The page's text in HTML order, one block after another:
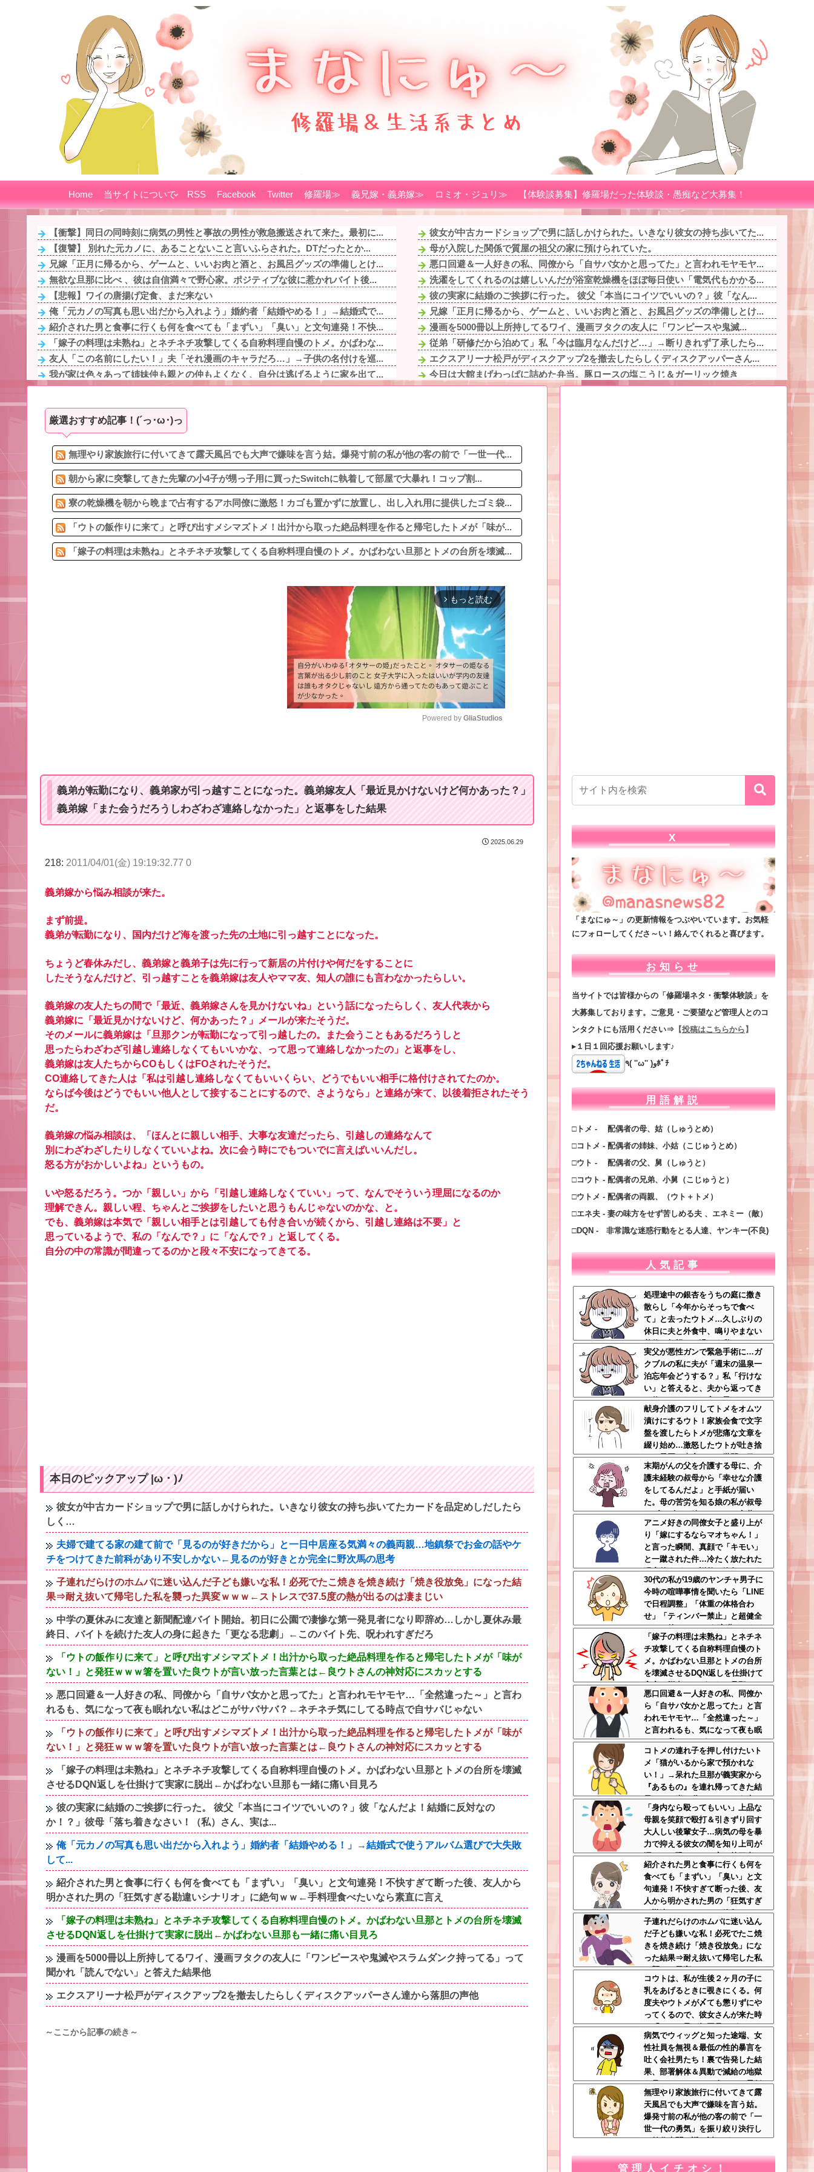
Home 当サイトについて RSS Facebook Twitter 修羅場≫ 義兄嫁・義弟嫁≫ ロミオ・ジュリ≫ 【体験談募集】修羅場だった体験談・愚痴など大募集！
【衝撃】同日の同時刻に病気の男性と事故の男性が救急搬送されて来た。最初に...
【復讐】 別れた元カノに、あることないこと言いふらされた。DTだったとか...
兄嫁「正月に帰るから、ゲームと、いいお肉と酒と、お風呂グッズの準備しとけ...
無欲な旦那に比べ 、彼は自信満々で野心家。ポジティブな彼に惹かれバイト後...
【悲報】ワイの唐揚げ定食、まだ来ない
俺「元カノの写真も思い出だから入れよう」婚約者「結婚やめる！」→結婚式で...
紹介された男と食事に行くも何を食べても「まずい」「臭い」と文句連発！不快...
「嫁子の料理は未熟ね」とネチネチ攻撃してくる自称料理自慢のトメ。かばわな...
友人「この名前にしたい！」夫「それ漫画のキャラだろ…」→子供の名付けを巡...
我が家は色々あって姉妹仲も親との仲もよくなく、自分は逃げるように家を出て...
紹介された男と食事に行くも何を食べても「まずい」「臭い」と文句連発！不快...
【意見求む】保育士の妹が仕事を辞めたんだけど、事務所に入ろうとしたら「入...
職場にいる「仕事ゼロ・ゴマすり100」の40代主婦Aさん、業務は「無理で...
何なのよこの辱めは
彼女が中古カードショップで男に話しかけられた。いきなり彼女の持ち歩いてた...
母が入院した関係で質屋の祖父の家に預けられていた。
悪口回避＆一人好きの私、同僚から「自サバ女かと思ってた」と言われモヤモヤ...
洗濯をしてくれるのは嬉しいんだが浴室乾燥機をほぼ毎日使い「電気代もかかる...
彼の実家に結婚のご挨拶に行った。 彼父「本当にコイツでいいの？」彼「なん...
兄嫁「正月に帰るから、ゲームと、いいお肉と酒と、お風呂グッズの準備しとけ...
漫画を5000冊以上所持してるワイ、漫画ヲタクの友人に「ワンピースや鬼滅...
従弟「研修だから泊めて」私「今は臨月なんだけど…」→断りきれず了承したら...
エクスアリーナ松戸がディスクアップ2を撤去したらしくディスクアッパーさん...
今日は大館まげわっぱに詰めた弁当。豚ロースの塩こうじ＆ガーリック焼き
なぜDLCは昔ほど「最初から入れとけ」と言われなくなったのか他
紹介された男と食事に行くも何を食べても「まずい」「臭い」と文句連発！不快...
厳選おすすめ記事！(´っ･ω･)っ
無理やり家族旅行に付いてきて露天風呂でも大声で嫌味を言う姑。爆発寸前の私が他の客の前で「一世一代...
朝から家に突撃してきた先輩の小4子が甥っ子用に買ったSwitchに執着して部屋で大暴れ！コップ割...
寮の乾燥機を朝から晩まで占有するアホ同僚に激怒！カゴも置かずに放置し、出し入れ用に提供したゴミ袋...
「ウトの飯作りに来て」と呼び出すメシマズトメ！出汁から取った絶品料理を作ると帰宅したトメが「味が...
「嫁子の料理は未熟ね」とネチネチ攻撃してくる自称料理自慢のトメ。かばわない旦那とトメの台所を壊滅...
arrow_forward_ios もっと読む
t
Powered by GliaStudios
義弟が転勤になり、義弟家が引っ越すことになった。義弟嫁友人「最近見かけないけど何かあった？」
義弟嫁「また会うだろうしわざわざ連絡しなかった」と返事をした結果
2025.06.29
218: 2011/04/01(金) 19:19:32.77 0
義弟嫁から悩み相談が来た。
まず前提。
義弟が転勤になり、国内だけど海を渡った先の土地に引っ越すことになった。
ちょうど春休みだし、義弟嫁と義弟子は先に行って新居の片付けや何だをすることに
したそうなんだけど、引っ越すことを義弟嫁は友人やママ友、知人の誰にも言わなかったらしい。
義弟嫁の友人たちの間で「最近、義弟嫁さんを見かけないね」という話になったらしく、友人代表から
義弟嫁に「最近見かけないけど、何かあった？」メールが来たそうだ。
そのメールに義弟嫁は「旦那クンが転勤になって引っ越したの。また会うこともあるだろうしと
思ったらわざわざ引越し連絡しなくてもいいかな、って思って連絡しなかったの」と返事をし、
義弟嫁は友人たちからCOもしくはFOされたそうだ。
CO連絡してきた人は「私は引越し連絡しなくてもいいくらい、どうでもいい相手に格付けされてたのか。
ならば今後はどうでもいい他人として接することにするので、さようなら」と連絡が来て、以後着拒されたそう
だ。
義弟嫁の悩み相談は、「ほんとに親しい相手、大事な友達だったら、引越しの連絡なんて
別にわざわざしたりしなくていいよね。次に会う時にでもついでに言えばいいんだし。
怒る方がおかしいよね」というもの。
いや怒るだろう。つか「親しい」から「引越し連絡しなくていい」って、なんでそういう理屈になるのか
理解できん。親しい程、ちゃんとご挨拶をしたいと思うもんじゃないのかな、と。
でも、義弟嫁は本気で「親しい相手とは引越しても付き合いが続くから、引越し連絡は不要」と
思っているようで、私の「なんで？」に「なんで？」と返してくる。
自分の中の常識が間違ってるのかと段々不安になってきてる。
本日のピックアップ |ω・)ﾉ
彼女が中古カードショップで男に話しかけられた。いきなり彼女の持ち歩いてたカードを品定めしだしたら
しく…
夫婦で建てる家の建て前で「見るのが好きだから」と一日中居座る気満々の義両親…地鎮祭でお金の話やケ
チをつけてきた前科があり不安しかない←見るのが好きとか完全に野次馬の思考
子連れだらけのホムパに迷い込んだ子ども嫌いな私！必死でたこ焼きを焼き続け「焼き役放免」になった結
果⇒耐え抜いて帰宅した私を襲った異変ｗｗｗ←ストレスで37.5度の熱が出るのは凄まじい
中学の夏休みに友達と新聞配達バイト開始。初日に公園で凄惨な第一発見者になり即辞め…しかし夏休み最
終日、バイトを続けた友人の身に起きた「更なる悲劇」←このバイト先、呪われすぎだろ
「ウトの飯作りに来て」と呼び出すメシマズトメ！出汁から取った絶品料理を作ると帰宅したトメが「味が
ない！」と発狂ｗｗｗ箸を置いた良ウトが言い放った言葉とは←良ウトさんの神対応にスカッとする
悪口回避＆一人好きの私、同僚から「自サバ女かと思ってた」と言われモヤモヤ…「全然違った～」と言わ
れるも、気になって夜も眠れない私はどこがサバサバ？←ネチネチ気にしてる時点で自サバじゃない
「ウトの飯作りに来て」と呼び出すメシマズトメ！出汁から取った絶品料理を作ると帰宅したトメが「味が
ない！」と発狂ｗｗｗ箸を置いた良ウトが言い放った言葉とは←良ウトさんの神対応にスカッとする
「嫁子の料理は未熟ね」とネチネチ攻撃してくる自称料理自慢のトメ。かばわない旦那とトメの台所を壊滅
させるDQN返しを仕掛けて実家に脱出←かばわない旦那も一緒に痛い目見ろ
彼の実家に結婚のご挨拶に行った。 彼父「本当にコイツでいいの？」彼「なんだよ！結婚に反対なの
か！？」彼母「落ち着きなさい！（私）さん、実は...
俺「元カノの写真も思い出だから入れよう」婚約者「結婚やめる！」→結婚式で使うアルバム選びで大失敗
して...
紹介された男と食事に行くも何を食べても「まずい」「臭い」と文句連発！不快すぎて断った後、友人から
明かされた男の「狂気すぎる勘違いシナリオ」に絶句ｗｗ←手料理食べたいなら素直に言え
「嫁子の料理は未熟ね」とネチネチ攻撃してくる自称料理自慢のトメ。かばわない旦那とトメの台所を壊滅
させるDQN返しを仕掛けて実家に脱出←かばわない旦那も一緒に痛い目見ろ
漫画を5000冊以上所持してるワイ、漫画ヲタクの友人に「ワンピースや鬼滅やスラムダンク持ってる」って
聞かれ「読んでない」と答えた結果他
エクスアリーナ松戸がディスクアップ2を撤去したらしくディスクアッパーさん達から落胆の声他
～ここから記事の続き～
X
「まなにゅ～」の更新情報をつぶやいています。お気軽
にフォローしてくださ～い！絡んでくれると喜びます。
お知らせ
当サイトでは皆様からの「修羅場ネタ・衝撃体験談」を
大募集しております。ご意見・ご要望など管理人とのコ
ンタクトにも活用ください⇒ 【投稿はこちらから 】
▸１日１回応援お願いします♪
٩( ''ω'' )وﾎﾟﾁ
用語解説
□トメ - 配偶者の母、姑（しゅうとめ）
□コトメ - 配偶者の姉妹、小姑（こじゅうとめ）
□ウト - 配偶者の父、舅（しゅうと）
□コウト - 配偶者の兄弟、小舅（こじゅうと）
□ウトメ - 配偶者の両親、（ウト＋トメ）
□エネ夫 - 妻の味方をせず苦しめる夫 、エネミー（敵）
□DQN - 非常識な迷惑行動をとる人達、ヤンキー(不良)
人気記事
処理途中の銀杏をうちの庭に撒き
散らし「今年からそっちで食べ
て」と去ったウトメ…久しぶりの
休日に夫と外食中、鳴りやまない
着信を無視して過ごす私←マナー
モードにして大正解すぎるｗｗｗ
実父が悪性ガンで緊急手術に…ガ
クブルの私に夫が「週末の温泉一
泊忘年会どうする？」私「行けな
い」と答えると、夫から返ってき
た信じられない一言←子どもたち
の方が何倍も常識的で泣ける
献身介護のフリしてトメをオムツ
漬けにするウト！家族会食で文字
盤を渡したらトメが悲痛な文章を
綴り始め…激怒したウトが吐き捨
てた最悪の真実とは←世間の目し
か気にしてない最低旦那だった
末期がんの父を介護する母に、介
護未経験の叔母から「幸せな介護
をしてるんだよ」と手紙が届い
た。母の苦労を知る娘の私が叔母
にブチギレて放ちたかった言葉と
は…←無神経すぎて言葉を失うレ
ベル
アニメ好きの同僚女子と盛り上が
り「嫁にするならマオちゃん！」
と言った瞬間、真顔で「キモい」
と一蹴された件…冷たく放たれた
現実的すぎるお説教に絶句←オタ
クのノリをリアルで出すとそうな
る
30代の私が19歳のヤンチャ男子に
今時の喧嘩事情を聞いたら「LINE
で日程調整」「体重の体格合わ
せ」「ティンバー禁止」と超健全
だった件 ←それもう喧嘩じゃなく
てスポーツｗｗｗ
「嫁子の料理は未熟ね」とネチネ
チ攻撃してくる自称料理自慢のト
メ。かばわない旦那とトメの台所
を壊滅させるDQN返しを仕掛けて
実家に脱出←かばわない旦那も一
緒に痛い目見ろ
悪口回避＆一人好きの私、同僚か
ら「自サバ女かと思ってた」と言
われモヤモヤ…「全然違った～」
と言われるも、気になって夜も眠
れない私はどこがサバサバ？←ネ
チネチ気にしてる時点で自サバじ
ゃない
コトメの連れ子を押し付けたいト
メ「猫がいるから家で預かれな
い！」→呆れた旦那が義実家から
『あるもの』を連れ帰ってきた結
果…トメ半狂乱ｗｗｗ←そう来る
とは思わなかっただろトメ
「身内なら殴ってもいい」上品な
母親を笑顔で殴打＆引きずり回す
大人しい後輩女子…病気の母を暴
力で抑える彼女の闇を知り上司が
漏らした恐ろしい一言←第三者の
介入が必要だろ
紹介された男と食事に行くも何を
食べても「まずい」「臭い」と文
句連発！不快すぎて断った後、友
人から明かされた男の「狂気すぎ
る勘違いシナリオ」に絶句ｗｗ←
手料理食べたいなら素直に言え
子連れだらけのホムパに迷い込ん
だ子ども嫌いな私！必死でたこ焼
きを焼き続け「焼き役放免」にな
った結果⇒耐え抜いて帰宅した私
を襲った異変ｗｗｗ←ストレスで3
7.5度の熱が出るのは凄まじい
コウトは、私が生後２ヶ月の子に
乳をあげるときに覗きにくる。何
度夫やウトメが〆ても懲りずにや
ってくるので、彼女さんが来た時
に「コウト君が毎回見たがるのよ
～ｗ」と言うと、彼女さん鬼の形
相でコウトの元へｗ
病気でウィッグと知った途端、女
性社員を無視＆最低の性的暴言を
吐く会社男たち！裏で告発した結
果、部署解体＆異動で減給の地獄
を見ることにｗｗ←人として最低
限の倫理観すら欠如してる
無理やり家族旅行に付いてきて露
天風呂でも大声で嫌味を言う姑。
爆発寸前の私が他の客の前で「一
世一代の勇気」を振り絞り決行し
た前代未聞の返り討ちがこちら←
管理人イチオシ！